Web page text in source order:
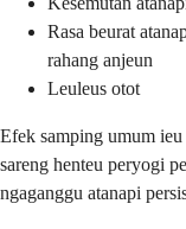
Rasa beurat
rahang anjeun
Leuleus otot
Efek samping umum ieu
sareng henteu peryogi
ngaganggu atanapi